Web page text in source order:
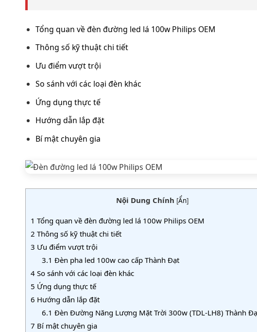
Tổng quan về đèn đường led lá 100w Philips OEM
Thông số kỹ thuật chi tiết
Ưu điểm vượt trội
So sánh với các loại đèn khác
Ứng dụng thực tế
Hướng dẫn lắp đặt
Bí mật chuyên gia
Nội Dung Chính [Ẩn]
1 Tổng quan về đèn đường led lá 100w Philips OEM
2 Thông số kỹ thuật chi tiết
3 Ưu điểm vượt trội
3.1 Đèn pha led 100w cao cấp Thành Đạt
4 So sánh với các loại đèn khác
5 Ứng dụng thực tế
6 Hướng dẫn lắp đặt
6.1 Đèn Đường Năng Lượng Mặt Trời 300w (TDL-LH8) Thành
7 Bí mật chuyên gia